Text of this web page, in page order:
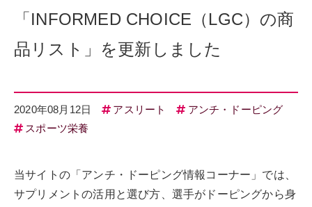
「INFORMED CHOICE（LGC）の商
品リスト」を更新しました
2020年08月12日 アスリート
アンチ・ドーピング
スポーツ栄養
当サイトの「アンチ・ドーピング情報コーナー」では、
サプリメントの活用と選び方、選手がドーピングから身